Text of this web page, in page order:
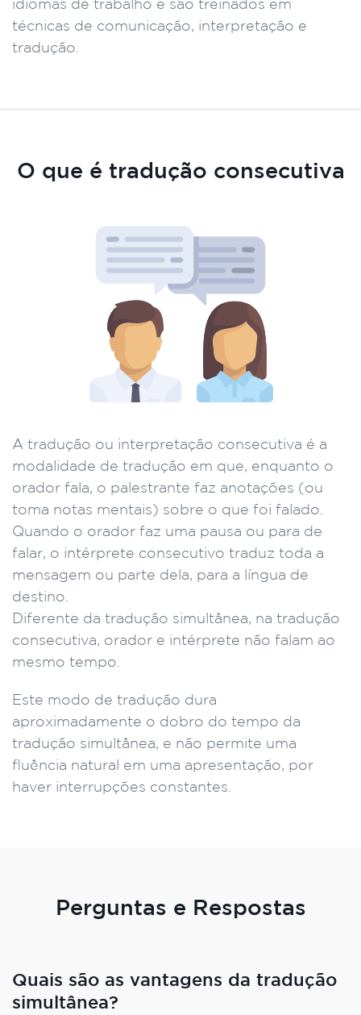
idiomas de trabalho e são treinados em
técnicas de comunicação, interpretação e
tradução.
O que é tradução consecutiva
A tradução ou interpretação consecutiva é a
modalidade de tradução em que, enquanto o
orador fala, o palestrante faz anotações (ou
toma notas mentais) sobre o que foi falado.
Quando o orador faz uma pausa ou para de
falar, o intérprete consecutivo traduz toda a
mensagem ou parte dela, para a língua de
destino.
Diferente da tradução simultânea, na tradução
consecutiva, orador e intérprete não falam ao
mesmo tempo.
Este modo de tradução dura
aproximadamente o dobro do tempo da
tradução simultânea, e não permite uma
fluência natural em uma apresentação, por
haver interrupções constantes.
Perguntas e Respostas
Quais são as vantagens da tradução
simultânea?